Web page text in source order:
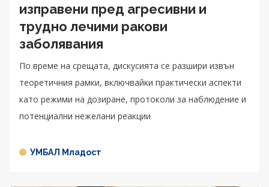
изправени пред агресивни и
трудно лечими ракови
заболявания
По време на срещата, дискусията се разшири извън
теоретичния рамки, включвайки практически аспекти
като режими на дозиране, протоколи за наблюдение и
потенциални нежелани реакции
УМБАЛ Младост